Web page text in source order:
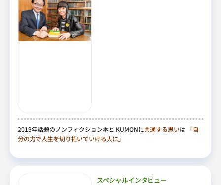
2019年話題のノンフィクション本と KUMONに共通する思いは 「自
分の力で人生を切り拓いていける人に」
スペシャルインタビュー